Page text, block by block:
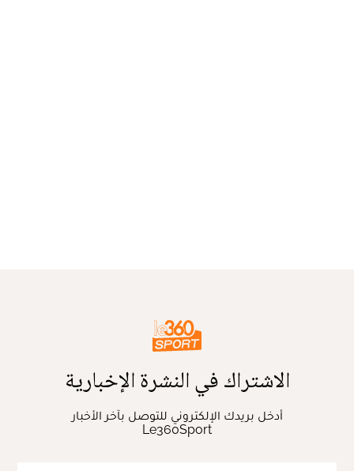
الاشتراك في النشرة الإخبارية
أدخل بريدك الإلكتروني للتوصل بآخر الأخبار
Le360Sport